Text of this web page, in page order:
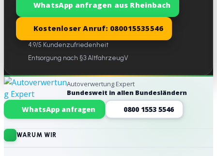
WhatsApp anfragen aus Rheinbach
Kostenloser Anruf: 080015535546
4.9/5 Kundenzufriedenheit
Entsorgung nach §3 AltfahrzeugV
Website-Footer
Autoverwertung Expert
Bundesweit in allen Bundesländern
WhatsApp anfragen 0800 1553 5546
WARUM WIR